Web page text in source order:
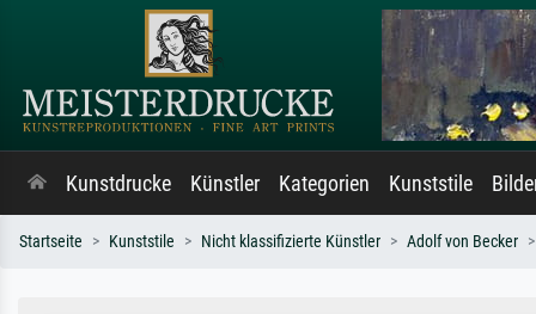
Kunstdrucke Künstler Kategorien Kunststile
Startseite Kunststile Nicht klassifizierte Künstler Adolf von Becker